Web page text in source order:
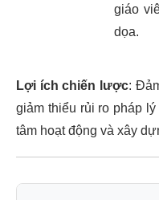
giáo
dọa.
Lợi ích chiến lược:
giảm thiểu rủi ro pháp
tâm hoạt động và xây